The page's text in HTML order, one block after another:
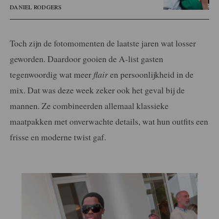
DANIEL RODGERS
Toch zijn de fotomomenten de laatste jaren wat losser
geworden. Daardoor gooien de A-list gasten
tegenwoordig wat meer flairen persoonlijkheid in de
mix. Dat was deze week zeker ook het geval bij de
mannen. Ze combineerden allemaal klassieke
maatpakken met onverwachte details, wat hun outfits een
frisse en moderne twist gaf.